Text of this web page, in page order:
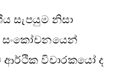
සැපයුම නිසා
සංකෝචනයෙන්
විචාරකයෝ ද